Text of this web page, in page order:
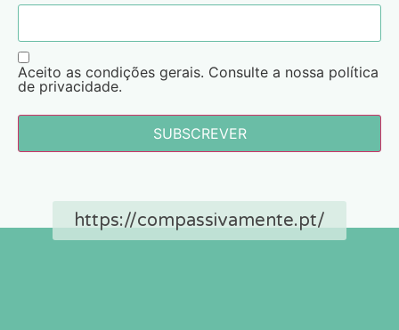
Aceito as condições gerais. Consulte a nossa política
de privacidade.
SUBSCREVER
https://compassivamente.pt/